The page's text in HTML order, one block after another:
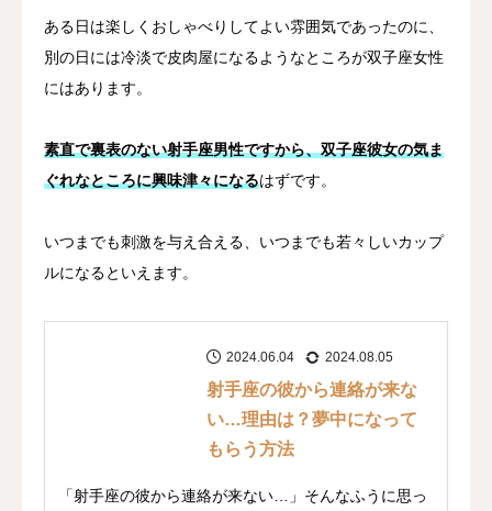
ある日は楽しくおしゃべりしてよい雰囲気であったのに、
別の日には冷淡で皮肉屋になるようなところが双子座女性
にはあります。
素直で裏表のない射手座男性ですから、双子座彼女の気ま
ぐれなところに興味津々になるはずです。
いつまでも刺激を与え合える、いつまでも若々しいカップ
ルになるといえます。
2024.06.04 2024.08.05
射手座の彼から連絡が来な
い…理由は？夢中になって
もらう方法
「射手座の彼から連絡が来ない…」そんなふうに思っ